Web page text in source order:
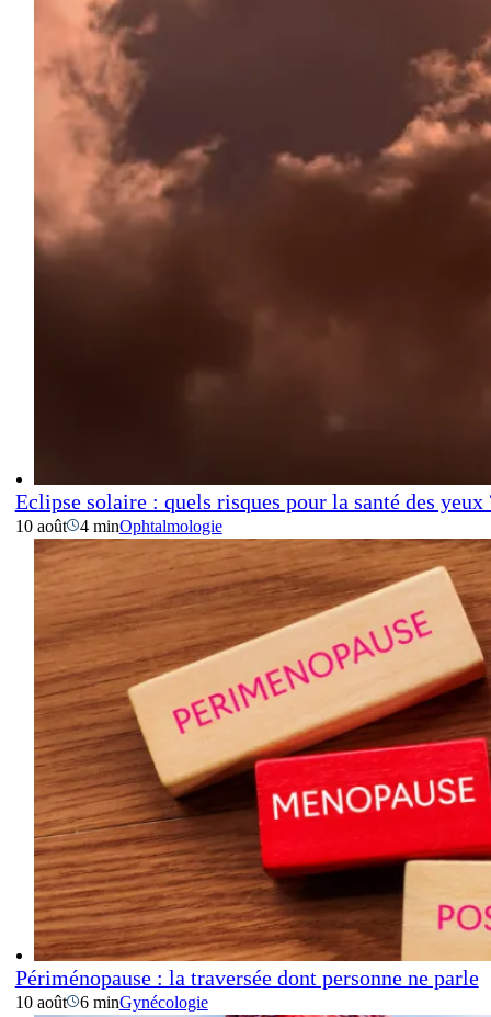
Eclipse solaire : quels risques pour la santé des yeux
10 août 4 minOphtalmologie
Périménopause : la traversée dont personne ne parle
10 août 6 minGynécologie